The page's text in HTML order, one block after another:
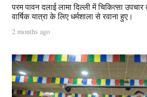
परम पावन दलाई लामा दिल्ली में चिकित्सा
वार्षिक यात्रा के लिए धर्मशाला से रवाना हुए।
2 months ago